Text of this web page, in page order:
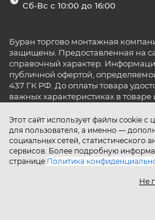
Этот сайт использует файлы cookie
для пользователя, а именно —
социальных сетей, статистического
сервисов. Более подробную
странице Политика
Не
Сб-Вс с 10:00 до 16:00
Буран торгово монтажная
защищены. Предоставленная на
справочный характер.
публичной офертой,
437 ГК РФ. До оплаты товара
важных характеристиках в товаре